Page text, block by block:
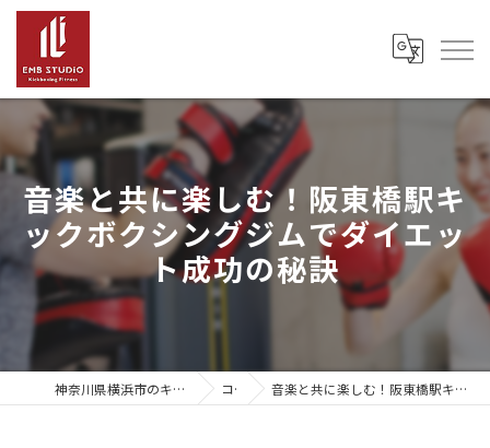
音楽と共に楽しむ！阪東橋駅キ
ックボクシングジムでダイエッ
ト成功の秘訣
神奈川県横浜市のキックボクシングならEMB Studio コラム 音楽と共に楽しむ！阪東橋駅キックボクシングジムでダイエット成功の秘訣